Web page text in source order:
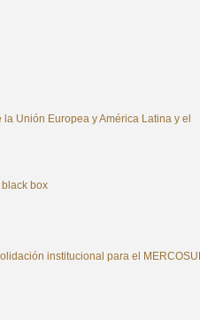
Unión Europea y América Latina y el
box
institucional para el